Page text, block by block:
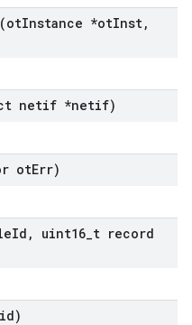
(otInstance *otInst,
netif *netif)
otErr)
Id , uint16 t record